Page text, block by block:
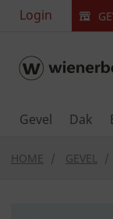
text.skipToContent
Login
Gevel Dak
HOME GEVEL